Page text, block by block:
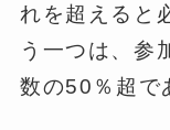
れを超えると
う一つは、参
数の50％超で